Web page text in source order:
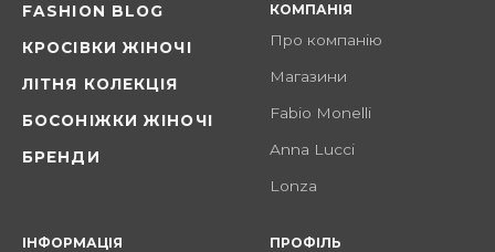
FASHION BLOG
КРОСІВКИ ЖІНОЧІ
ЛІТНЯ КОЛЕКЦІЯ
БОСОНІЖКИ ЖІНОЧІ
БРЕНДИ
КОМПАНІЯ
Про компанію
Магазини
Fabio Monelli
Anna Lucci
Lonza
ІНФОРМАЦІЯ ПРОФІЛЬ